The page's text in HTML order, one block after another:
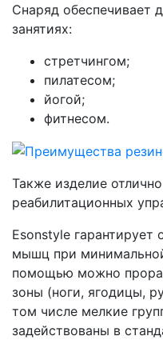
Снаряд обеспечивает
занятиях:
стретчингом;
пилатесом;
йогой;
фитнесом.
Также изделие
реабилитационных
Esonstyle
мышц при
помощью можно
зоны (ноги, ягодицы,
том числе мелкие
задействованы в